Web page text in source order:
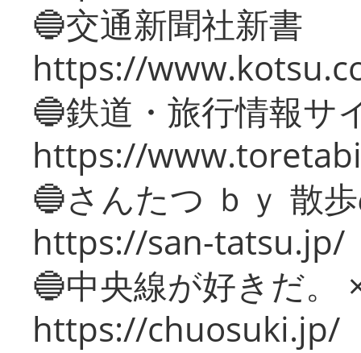
🔵交通新聞社新書
https://
🔵鉄道・旅行情報サ
https://
🔵さんたつ ｂｙ 散
https://san-tatsu.jp/
🔵中央線が好きだ。
https://chuosuki.jp/